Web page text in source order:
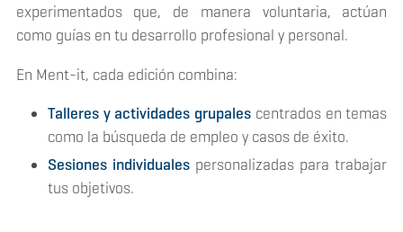
experimentados que, de manera voluntaria, actúan
como guías en tu desarrollo profesional y personal.
En Ment-it, cada edición combina:
Talleres y actividades grupales centrados en temas
como la búsqueda de empleo y casos de éxito.
Sesiones individualespersonalizadas para trabajar
tus objetivos.